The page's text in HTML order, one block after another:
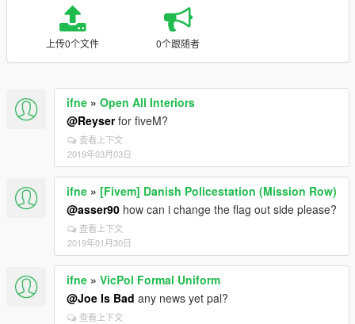
上传0个文件 0个跟随者
ifne » Open All Interiors
@Reyserfor fiveM?
查看上下文
2019年03月03日
ifne » [Fivem] Danish Policestation (Mission Row)
@asser90 how can i change the flag out side please?
查看上下文
2019年01月30日
ifne » VicPol Formal Uniform
@Joe Is Bad any news yet pal?
查看上下文